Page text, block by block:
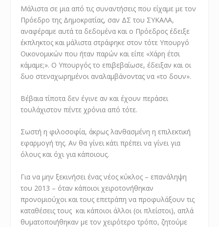
Μάλιστα σε μια από τις συναντήσεις που είχαμε με τον
Πρόεδρο της Δημοκρατίας, σαν ΔΣ του ΣΥΚΑΛΑ,
αναφέραμε αυτά τα δεδομένα και ο Πρόεδρος έδειξε
έκπληκτος και μάλιστα στράφηκε στον τότε Υπουργό
Οικονομικών που ήταν παρών και είπε «Χάρη έτσι
κάμαμε;». Ο Υπουργός το επιβεβαίωσε, έδειξαν και οι
δυο στεναχωρημένοι αναλαμβάνοντας να «το δουν».
Βέβαια τίποτα δεν έγινε αν και έχουν περάσει
τουλάχιστον πέντε χρόνια από τότε.
Σωστή η φιλοσοφία, άκρως λανθασμένη η επιλεκτική
εφαρμογή της. Αν θα γίνει κάτι πρέπει να γίνει για
όλους και όχι για κάποιους.
Για να μην ξεκινήσει ένας νέος κύκλος – επανάληψη
του 2013 – όταν κάποιοι χειροτονήθηκαν
προνομιούχοι και τους επετράπη να προφυλάξουν τις
καταθέσεις τους και κάποιοι άλλοι (οι πλείστοι), απλά
θυματοποιήθηκαν με τον χειρότερο τρόπο, ζητούμε